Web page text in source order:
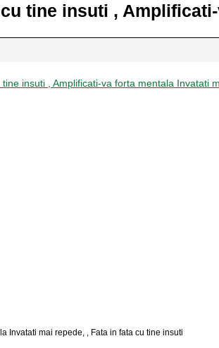
tine insuti ,
Invatati mai repede, , Fata in fata cu tine insuti